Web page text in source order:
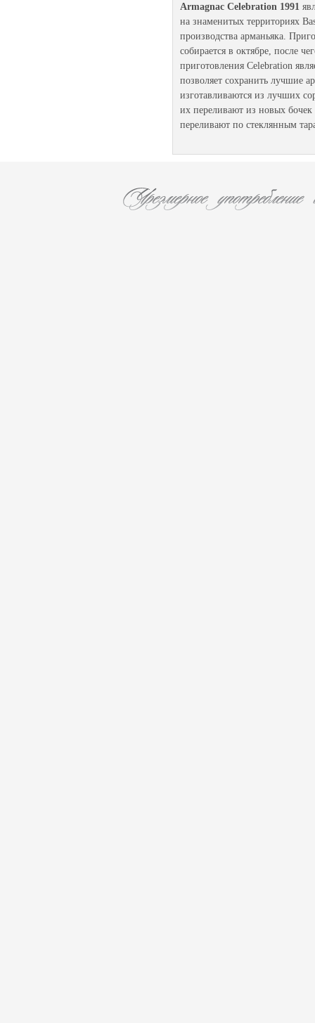
Armagnac Celebration 1991
на знаменитых территориях
производства арманьяка.
собирается в октябре, после
приготовления Celebration
позволяет сохранить лучшие
изготавливаются из лучших
их переливают из новых бочек
переливают по стеклянным